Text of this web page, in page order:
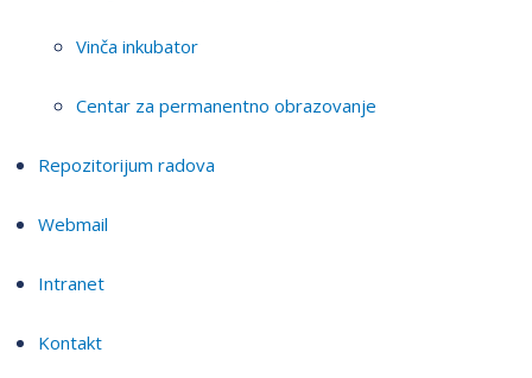
Vinča inkubator
Centar za permanentno obrazovanje
Repozitorijum radova
Webmail
Intranet
Kontakt